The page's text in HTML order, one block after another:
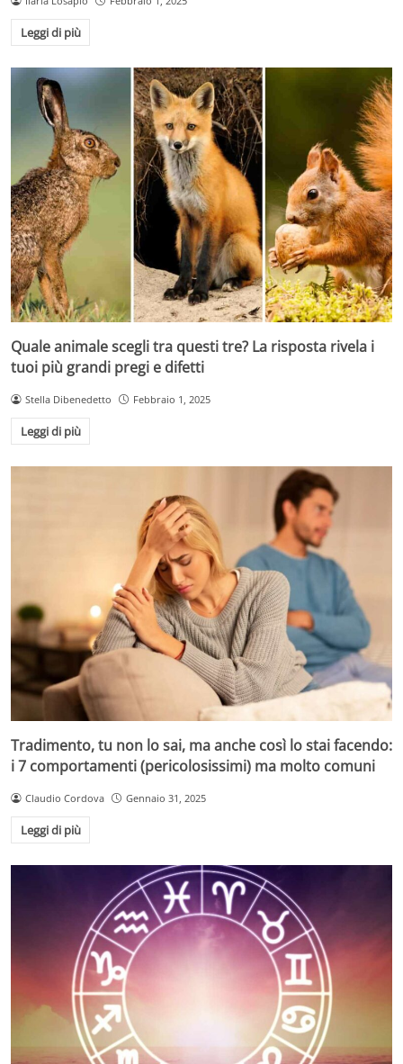
Leggi di più
Quale animale scegli tra questi tre? La risposta rivela i
tuoi più grandi pregi e difetti
Stella Dibenedetto Febbraio 1, 2025
Leggi di più
Tradimento, tu non lo sai, ma anche così lo stai facendo:
i 7 comportamenti (pericolosissimi) ma molto comuni
Claudio Cordova Gennaio 31, 2025
Leggi di più